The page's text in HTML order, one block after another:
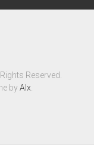
Reserved.
byAlx